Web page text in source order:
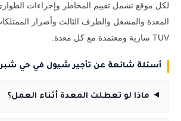
لكل موقع تشمل تقييم المخاطر وإجراءات
المعدة والمشغل والطرف الثالث وأضرار
TUV سارية ومعتمدة مع كل معدة.
أسئلة شائعة عن تأجير شيول في حي
ماذا لو تعطلت المعدة أثناء العمل؟